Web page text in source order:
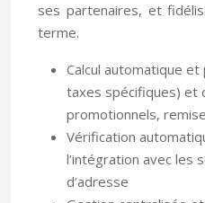
ses partenaires, et
terme.
Calcul automatique
taxes spécifiques) et
promotionnels,
Vérification
l’intégration avec les
d’adresse